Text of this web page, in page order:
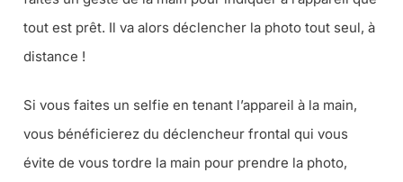
tout est prêt. Il va alors déclencher la photo tout seul, à
distance !
Si vous faites un selfie en tenant l’appareil à la main,
vous bénéficierez du déclencheur frontal qui vous
évite de vous tordre la main pour prendre la photo,